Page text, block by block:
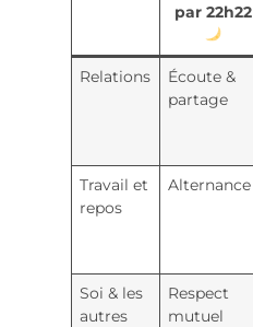
par 22h22
Relations
Écoute &
partage
Travail et
repos
Alternance
Soi & les
autres
Respect
mutuel